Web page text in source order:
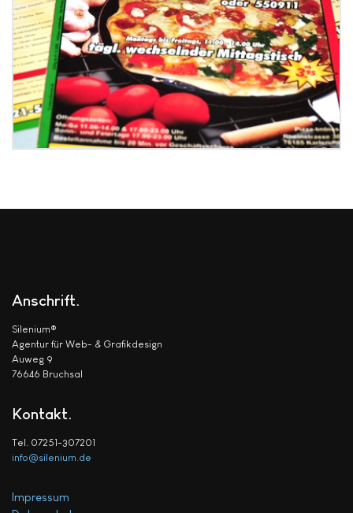
Anschrift
Silenium®
Agentur für Web- & Grafikdesign
Auweg 9
76646 Bruchsal
Kontakt
Tel. 07251-307201
info@silenium.de
Impressum